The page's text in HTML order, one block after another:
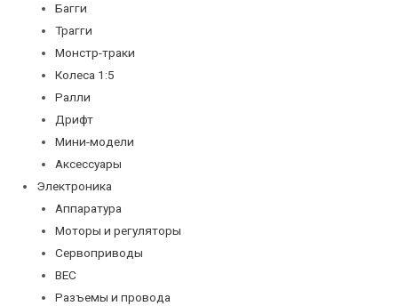
Багги
Трагги
Монстр-траки
Колеса 1:5
Ралли
Дрифт
Мини-модели
Аксессуары
Электроника
Аппаратура
Моторы и регуляторы
Сервоприводы
BEC
Разъемы и провода